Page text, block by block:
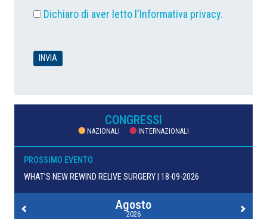
Dichiaro di aver letto l'Informativa privacy.
CONGRESSI
NAZIONALI INTERNAZIONALI
PROSSIMO EVENTO
WHAT’S NEW REWIND RELIVE SURGERY | 18-09-2026
Agosto
2026